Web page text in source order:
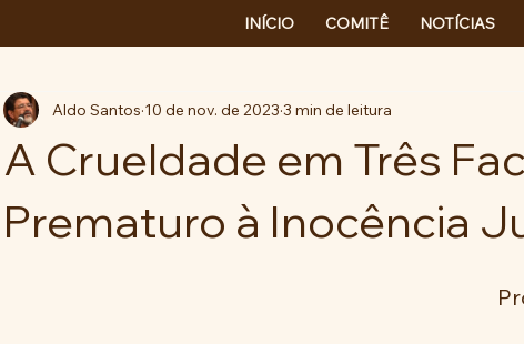
INÍCIO COMITÊ NOTÍCIAS
A Crueldade em Três
Prematuro à Inocência
Aldo Santos 10 de nov. de 2023 3 min de leitura